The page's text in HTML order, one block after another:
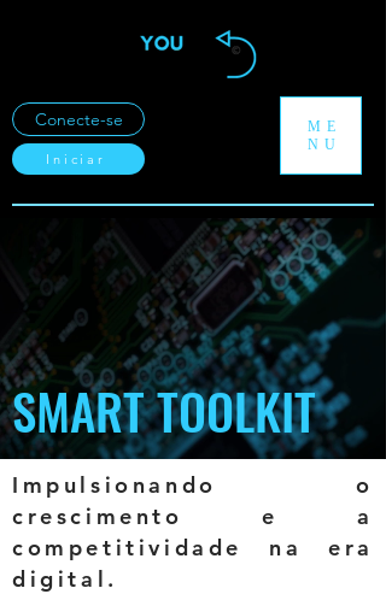
Iniciar
Conecte-se
ME
NU
SMART TOOLKIT
Impulsionando o
crescimento e a
competitividade na era
digital.